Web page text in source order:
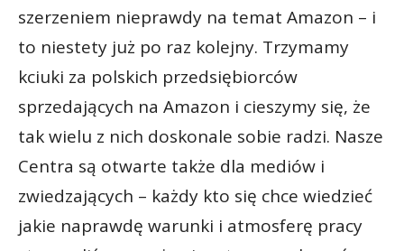
szerzeniem nieprawdy na temat Amazon – i
to niestety już po raz kolejny. Trzymamy
kciuki za polskich przedsiębiorców
sprzedających na Amazon i cieszymy się, że
tak wielu z nich doskonale sobie radzi. Nasze
Centra są otwarte także dla mediów i
zwiedzających – każdy kto się chce wiedzieć
jakie naprawdę warunki i atmosferę pracy